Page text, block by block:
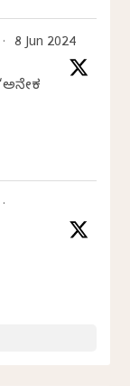
· 8 Jun 2024
·